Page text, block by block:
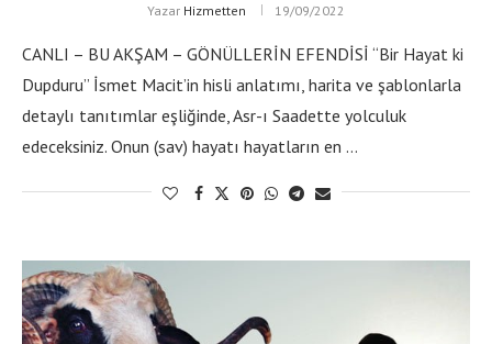
Yazar Hizmetten 19/09/2022
CANLI – BU AKŞAM – GÖNÜLLERİN EFENDİSİ “Bir Hayat ki
Dupduru” İsmet Macit’in hisli anlatımı, harita ve şablonlarla
detaylı tanıtımlar eşliğinde, Asr-ı Saadette yolculuk
edeceksiniz. Onun (sav) hayatı hayatların en …